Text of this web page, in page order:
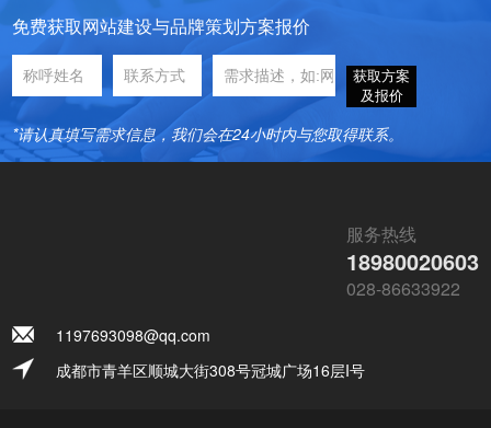
免费获取网站建设与品牌策划方案报价
获取方案
及报价
*请认真填写需求信息，我们会在24小时内与您取得联系。
服务热线
18980020603
028-86633922
1197693098@qq.com
成都市青羊区顺城大街308号冠城广场16层I号